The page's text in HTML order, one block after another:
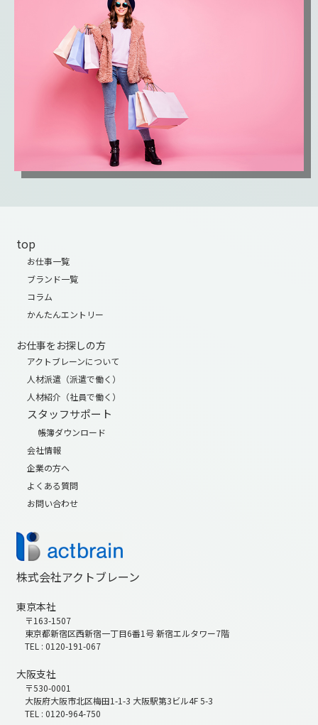
top
お仕事一覧
ブランド一覧
コラム
かんたんエントリー
お仕事をお探しの方
アクトブレーンについて
人材派遣（派遣で働く）
人材紹介（社員で働く）
スタッフサポート
帳簿ダウンロード
会社情報
企業の方へ
よくある質問
お問い合わせ
株式会社アクトブレーン
東京本社
〒163-1507
東京都新宿区西新宿一丁目6番1号 新宿エルタワー7階
TEL : 0120-191-067
大阪支社
〒530-0001
大阪府大阪市北区梅田1-1-3 大阪駅第3ビル4F 5-3
TEL : 0120-964-750